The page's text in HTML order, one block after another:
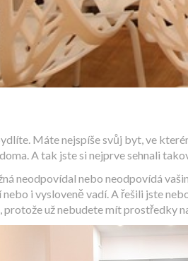
Máte nejspíše svůj byt, ve
A tak jste si nejprve sehnali
neodpovídal nebo neodpovídá
i vysloveně vadí. A řešili jste
už nebudete mít prostředky